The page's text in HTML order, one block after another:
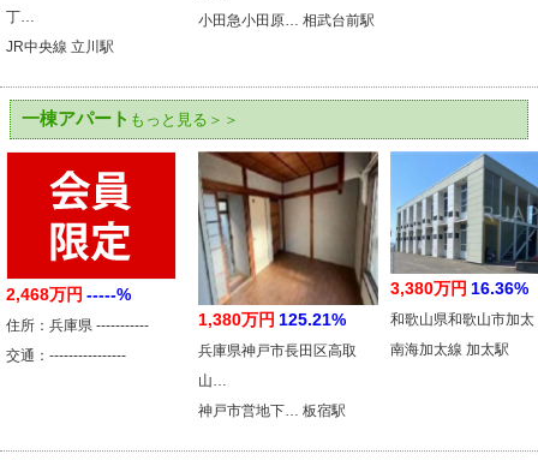
丁…
JR中央線 立川駅
小田急小田原… 相武台前駅
一棟アパート もっと見る＞＞
2,468万円 -----%
住所：兵庫県 -----------
交通：----------------
1,380万円 125.21%
兵庫県神戸市長田区高取
山…
神戸市営地下… 板宿駅
3,380万円 16.36%
和歌山県和歌山市加太
南海加太線 加太駅